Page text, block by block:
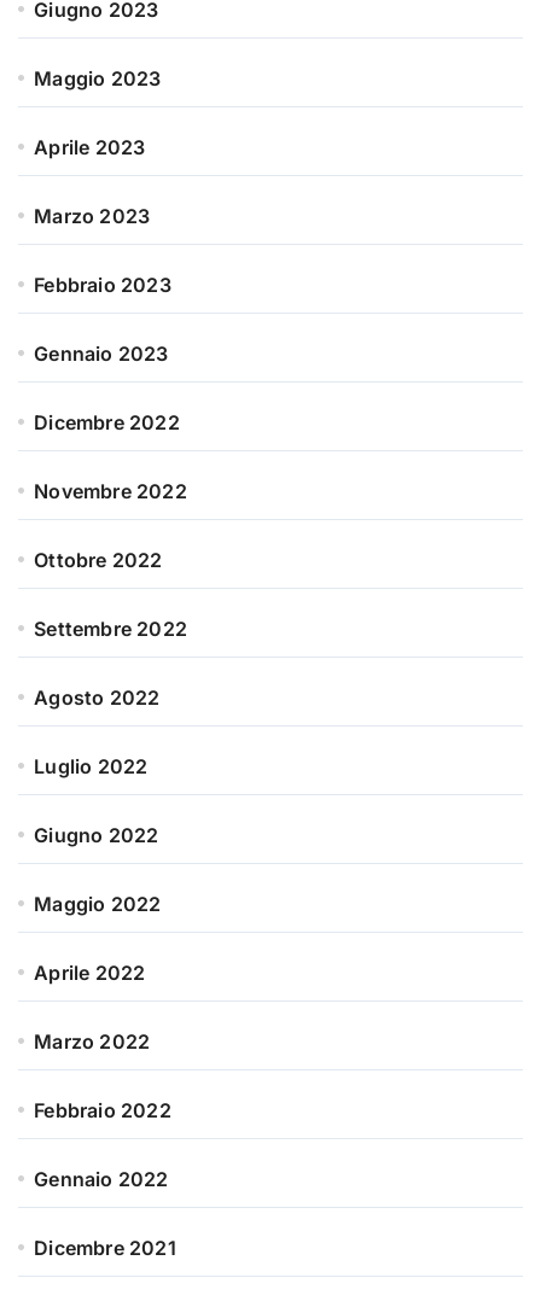
Giugno 2023
Maggio 2023
Aprile 2023
Marzo 2023
Febbraio 2023
Gennaio 2023
Dicembre 2022
Novembre 2022
Ottobre 2022
Settembre 2022
Agosto 2022
Luglio 2022
Giugno 2022
Maggio 2022
Aprile 2022
Marzo 2022
Febbraio 2022
Gennaio 2022
Dicembre 2021